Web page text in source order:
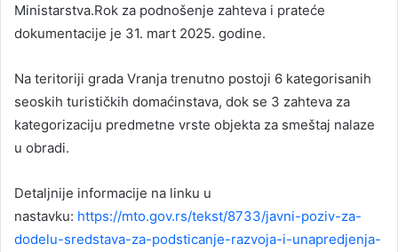
Ministarstva.Rok za podnošenje zahteva i prateće
dokumentacije je 31. mart 2025. godine.
Na teritoriji grada Vranja trenutno postoji 6 kategorisanih
seoskih turističkih domaćinstava, dok se 3 zahteva za
kategorizaciju predmetne vrste objekta za smeštaj nalaze
u obradi.
Detaljnije informacije na linku u
nastavku: https://mto.gov.rs/tekst/8733/javni-poziv-za-
dodelu-sredstava-za-podsticanje-razvoja-i-unapredjenja-